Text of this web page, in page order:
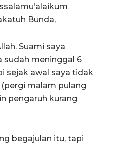
Bunda,
Suami saya
sudah meninggal 6
sejak awal saya tidak
malam pulang
pengaruh kurang
begajulan itu, tapi